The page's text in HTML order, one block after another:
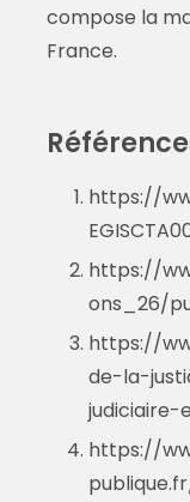
compose la
France.
https://
https://
ons_26/
https://
de-la-
judiciaire-
https://